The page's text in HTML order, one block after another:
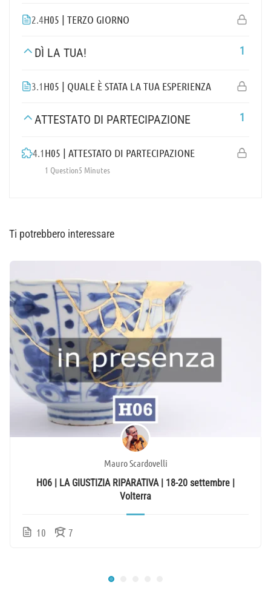
2.4H05 | TERZO GIORNO
DÌ LA TUA! 1
3.1H05 | QUALE È STATA LA TUA ESPERIENZA
ATTESTATO DI PARTECIPAZIONE 1
4.1H05 | ATTESTATO DI PARTECIPAZIONE
5 Minutes
1 Question
Ti potrebbero interessare
Mauro Scardovelli
H06 | LA GIUSTIZIA RIPARATIVA | 18-20 settembre |
Volterra
10 7